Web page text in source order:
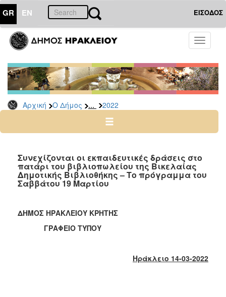
GR EN ΕΙΣΟΔΟΣ
Toggle
Αρχική Ο Δήμος ... 2022
ΔΗΜΟΣ
Δελτία
Τύπου
Αρχείο
2026
2024
2022
2021
2019
2018
Συνεχίζονται οι εκπαιδευτικές δράσεις στο
πατάρι του βιβλιοπωλείου της Βικελαίας
Δημοτικής Βιβλιοθήκης – Το πρόγραμμα του
Σαββάτου 19 Μαρτίου
ΔΗΜΟΣ ΗΡΑΚΛΕΙΟΥ ΚΡΗΤΗΣ
ΓΡΑΦΕΙΟ ΤΥΠΟΥ
Ηράκλειο 14-03-2022